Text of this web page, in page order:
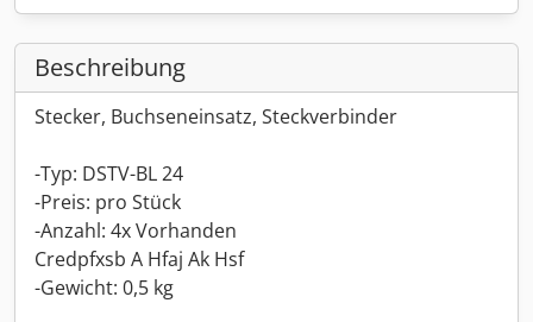
Beschreibung
Stecker, Buchseneinsatz, Steckverbinder
-Typ: DSTV-BL 24
-Preis: pro Stück
-Anzahl: 4x Vorhanden
Credpfxsb A Hfaj Ak Hsf
-Gewicht: 0,5 kg